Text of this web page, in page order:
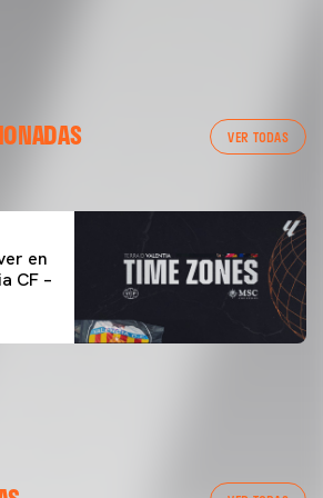
VER TODAS
DEL VALENCIA CF 04/03/26
en
CF –